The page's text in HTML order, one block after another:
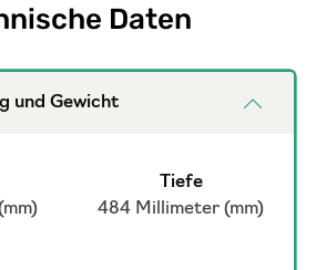
Daten
und Gewicht
Tiefe
484 Millimeter (mm)